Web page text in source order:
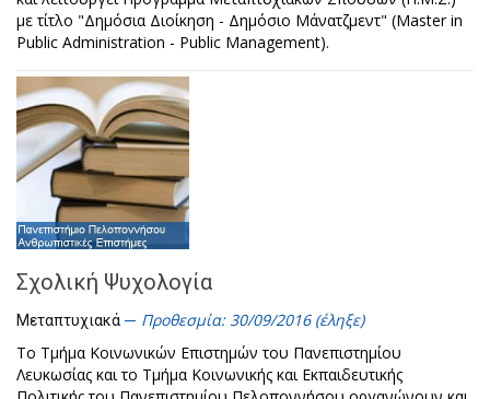
με τίτλο "Δημόσια Διοίκηση - Δημόσιο Μάνατζμεντ" (Master in
Public Administration - Public Management).
Σχολική Ψυχολογία
Μεταπτυχιακά
Προθεσμία: 30/09/2016 (έληξε)
Το Τμήμα Κοινωνικών Επιστημών του Πανεπιστημίου
Λευκωσίας και το Τμήμα Κοινωνικής και Εκπαιδευτικής